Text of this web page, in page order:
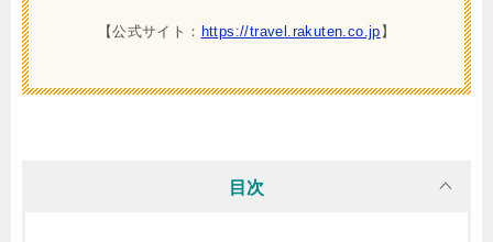
【公式サイト： https://travel.rakuten.co.jp 】
目次